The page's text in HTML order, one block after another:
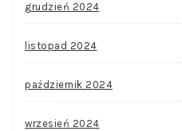
grudzień 2024
listopad 2024
październik 2024
wrzesień 2024